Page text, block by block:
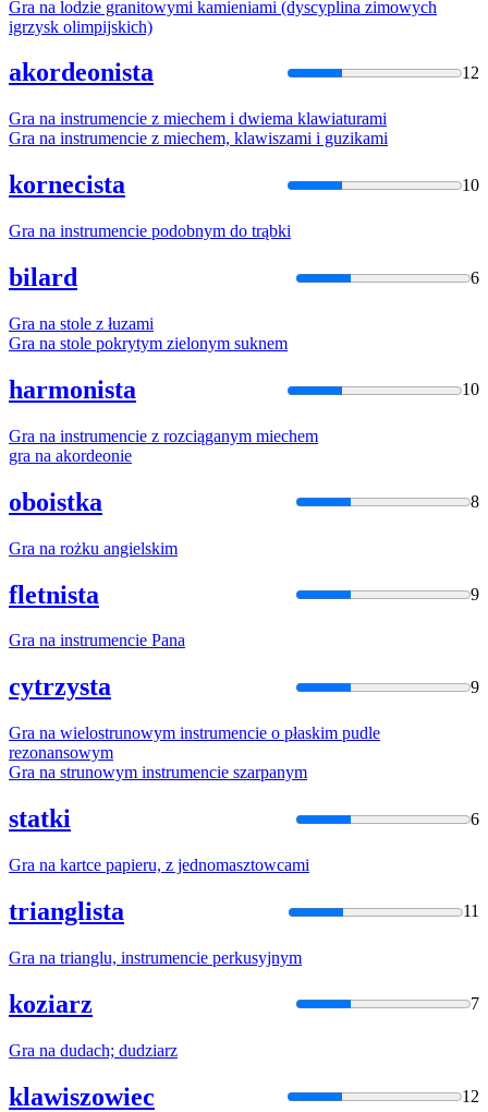
Gra na lodzie granitowymi kamieniami (dyscyplina zimowych
igrzysk olimpijskich)
akordeonista 12
Gra na instrumencie z miechem i dwiema klawiaturami
Gra na instrumencie z miechem, klawiszami i guzikami
kornecista 10
Gra na instrumencie podobnym do trąbki
bilard 6
Gra na stole z łuzami
Gra na stole pokrytym zielonym suknem
harmonista 10
Gra na instrumencie z rozciąganym miechem
gra na akordeonie
oboistka 8
Gra na rożku angielskim
fletnista 9
Gra na instrumencie Pana
cytrzysta 9
Gra na wielostrunowym instrumencie o płaskim pudle
rezonansowym
Gra na strunowym instrumencie szarpanym
statki 6
Gra na kartce papieru, z jednomasztowcami
trianglista 11
Gra na trianglu, instrumencie perkusyjnym
koziarz 7
Gra na dudach; dudziarz
klawiszowiec 12